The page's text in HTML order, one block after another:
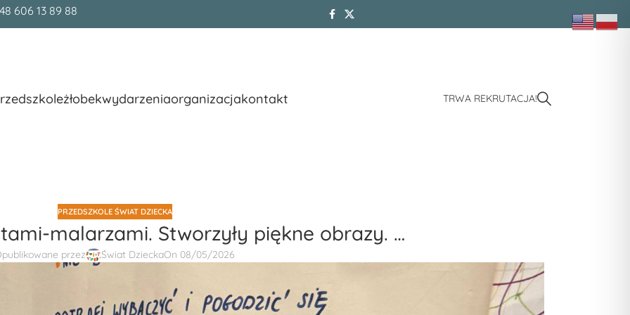
606 13 89 88
żłobekwydarzeniaorganizacjakontakt TRWA REKRUTACJA!
PRZEDSZKOLE ŚWIAT DZIECKA
malarzami. Stworzyły piękne obrazy. …
przez Świat DzieckaOn 08/05/2026